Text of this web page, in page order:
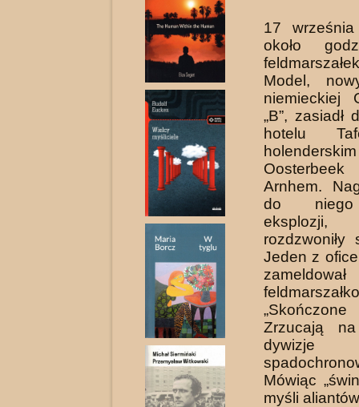
17
około
Model,
niemieckiej
„B”, zasiadł
hotelu
Arnhem.
do niego
rozdzwo­niły
Jeden z
zameldował
Zrzucają
dywizje
Mówiąc
myśli